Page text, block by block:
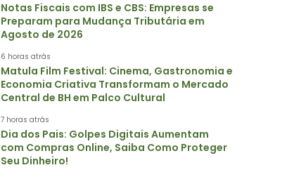
Notas Fiscais com IBS e CBS: Empresas se
Preparam para Mudança Tributária em
Agosto de 2026
6 horas atrás
Matula Film Festival: Cinema, Gastronomia e
Economia Criativa Transformam o Mercado
Central de BH em Palco Cultural
7 horas atrás
Dia dos Pais: Golpes Digitais Aumentam
com Compras Online, Saiba Como Proteger
Seu Dinheiro!